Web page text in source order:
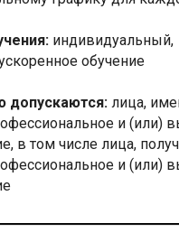
индивидуальный,
обучение
допускаются: лица,
и (или)
в том числе лица,
и (или)